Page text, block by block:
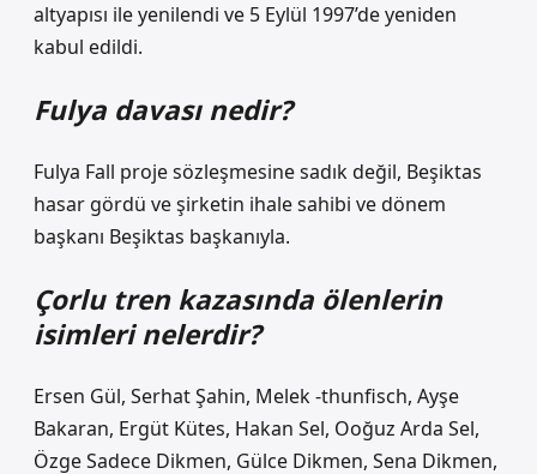
altyapısı ile yenilendi ve 5 Eylül 1997’de yeniden
kabul edildi.
Fulya davası nedir?
Fulya Fall proje sözleşmesine sadık değil, Beşiktas
hasar gördü ve şirketin ihale sahibi ve dönem
başkanı Beşiktas başkanıyla.
Çorlu tren kazasında ölenlerin
isimleri nelerdir?
Ersen Gül, Serhat Şahin, Melek -thunfisch, Ayşe
Bakaran, Ergüt Kütes, Hakan Sel, Ooğuz Arda Sel,
Özge Sadece Dikmen, Gülce Dikmen, Sena Dikmen,